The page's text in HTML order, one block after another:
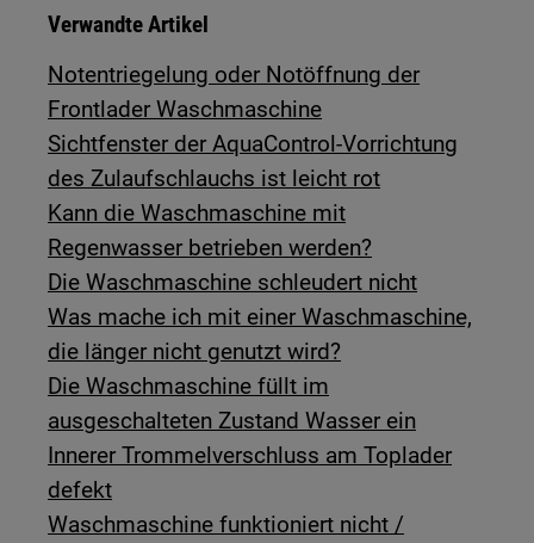
Verwandte Artikel
Notentriegelung oder Notöffnung der
Frontlader Waschmaschine
Sichtfenster der AquaControl-Vorrichtung
des Zulaufschlauchs ist leicht rot
Kann die Waschmaschine mit
Regenwasser betrieben werden?
Die Waschmaschine schleudert nicht
Was mache ich mit einer Waschmaschine,
die länger nicht genutzt wird?
Die Waschmaschine füllt im
ausgeschalteten Zustand Wasser ein
Innerer Trommelverschluss am Toplader
defekt
Waschmaschine funktioniert nicht /